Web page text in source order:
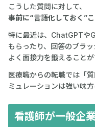
こうした質問に対して、
事前に“言語化しておく”こ
特に最近は、ChatGPTや
もらったり、回答のブラ
よく面接力を鍛えることが
医療職からの転職では「
ミュレーションは強い味方
看護師が一般企